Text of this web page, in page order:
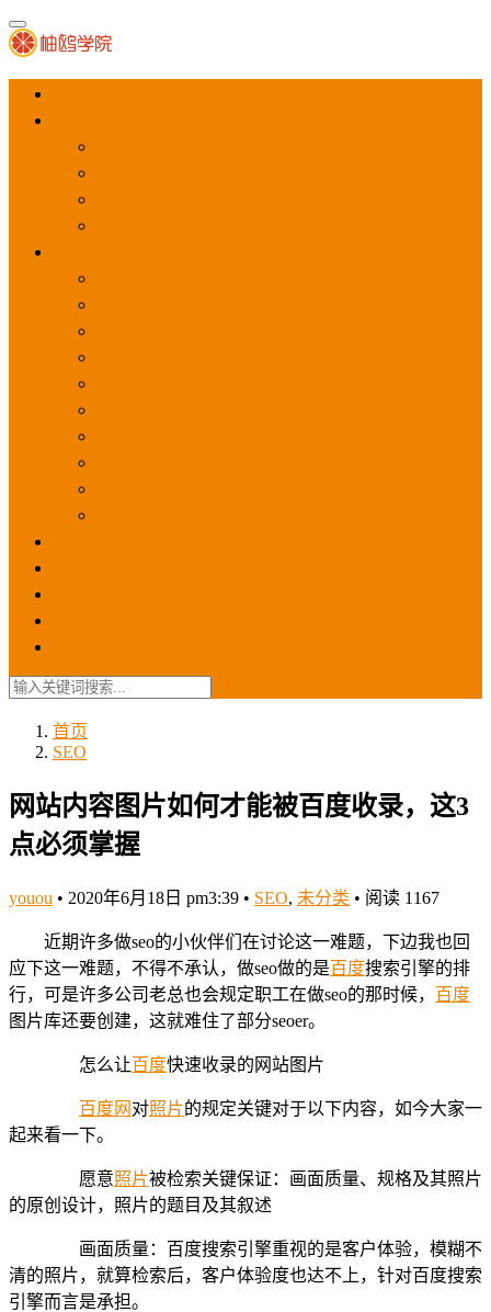
首页
SEO
网站内容图片如何才能被百度收录，这3
点必须掌握
youou • 2020年6月18日 pm3:39 • SEO, 未分类 • 阅读 1167
近期许多做seo的小伙伴们在讨论这一难题，下边我也回
应下这一难题，不得不承认，做seo做的是百度搜索引擎的排
行，可是许多公司老总也会规定职工在做seo的那时候， 百度
图片库还要创建，这就难住了部分seoer。
怎么让百度快速收录的网站图片
百度网 对照片的规定关键对于以下内容，如今大家一
起来看一下。
愿意照片被检索关键保证：画面质量、规格及其照片
的原创设计，照片的题目及其叙述
画面质量：百度搜索引擎重视的是客户体验，模糊不
清的照片，就算检索后，客户体验度也达不上，针对百度搜索
引擎而言是承担。